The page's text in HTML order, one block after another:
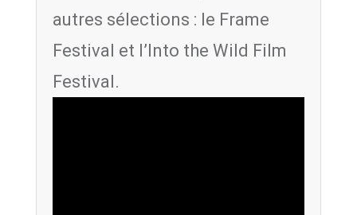
autres sélections : le Frame
Festival et l’Into the Wild Film
Festival.